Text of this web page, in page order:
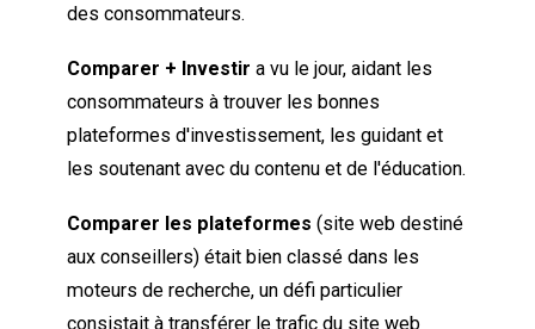
des consommateurs.
Comparer + Investir a vu le jour, aidant les
consommateurs à trouver les bonnes
plateformes d'investissement, les guidant et
les soutenant avec du contenu et de l'éducation.
Comparer les plateformes (site web destiné
aux conseillers) était bien classé dans les
moteurs de recherche, un défi particulier
consistait à transférer le trafic du site web